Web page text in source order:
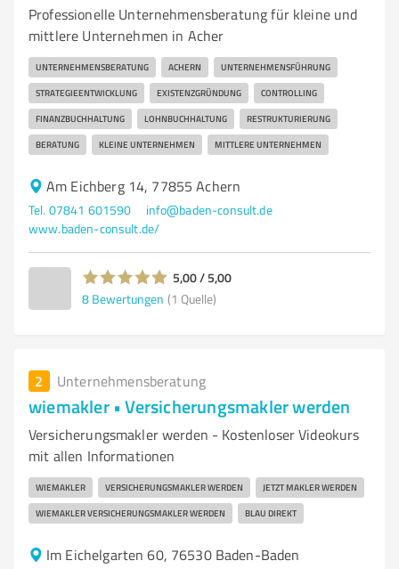
Professionelle Unternehmensberatung für kleine und
mittlere Unternehmen in Acher
UNTERNEHMENSBERATUNG ACHERN UNTERNEHMENSFÜHRUNG
STRATEGIEENTWICKLUNG EXISTENZGRÜNDUNG CONTROLLING
FINANZBUCHHALTUNG LOHNBUCHHALTUNG RESTRUKTURIERUNG
BERATUNG KLEINE UNTERNEHMEN MITTLERE UNTERNEHMEN
Am Eichberg 14, 77855 Achern
Tel. 07841 601590
info@baden-consult.de
www.baden-consult.de/
5,00 / 5,00
8 Bewertungen (1 Quelle)
2 Unternehmensberatung
wiemakler • Versicherungsmakler werden
Versicherungsmakler werden - Kostenloser Videokurs
mit allen Informationen
WIEMAKLER VERSICHERUNGSMAKLER WERDEN JETZT MAKLER WERDEN
WIEMAKLER VERSICHERUNGSMAKLER WERDEN BLAU DIREKT
Im Eichelgarten 60, 76530 Baden-Baden